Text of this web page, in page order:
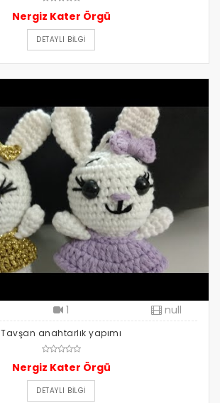
Nergiz Kater Örgü
DETAYLI BILGI
1 null
Tavşan anahtarlık yapımı
Nergiz Kater Örgü
DETAYLI BILGI